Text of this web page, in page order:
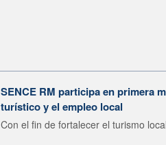
SENCE RM participa en primera
turístico y el empleo local
Con el fin de fortalecer el turismo